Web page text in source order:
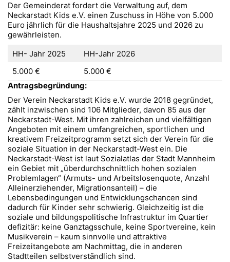
Der Gemeinderat fordert die Verwaltung auf, dem
Neckarstadt Kids e.V. einen Zuschuss in Höhe von 5.000
Euro jährlich für die Haushaltsjahre 2025 und 2026 zu
gewährleisten.
HH- Jahr 2025
HH-Jahr 2026
5.000 €
5.000 €
Antragsbegründung:
Der Verein Neckarstadt Kids e.V. wurde 2018 gegründet,
zählt inzwischen sind 106 Mitglieder, davon 85 aus der
Neckarstadt-West. Mit ihren zahlreichen und vielfältigen
Angeboten mit einem umfangreichen, sportlichen und
kreativem Freizeitprogramm setzt sich der Verein für die
soziale Situation in der Neckarstadt-West ein. Die
Neckarstadt-West ist laut Sozialatlas der Stadt Mannheim
ein Gebiet mit „überdurchschnittlich hohen sozialen
Problemlagen“ (Armuts- und Arbeitslosenquote, Anzahl
Alleinerziehender, Migrationsanteil) – die
Lebensbedingungen und Entwicklungschancen sind
dadurch für Kinder sehr schwierig. Gleichzeitig ist die
soziale und bildungspolitische Infrastruktur im Quartier
defizitär: keine Ganztagsschule, keine Sportvereine, kein
Musikverein – kaum sinnvolle und attraktive
Freizeitangebote am Nachmittag, die in anderen
Stadtteilen selbstverständlich sind.